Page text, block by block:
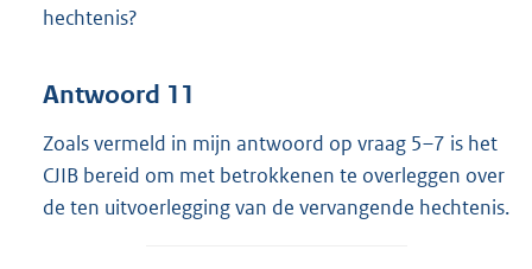
hechtenis?
Antwoord 11
Zoals vermeld in mijn antwoord op vraag 5–7 is het
CJIB bereid om met betrokkenen te overleggen over
de ten uitvoerlegging van de vervangende hechtenis.